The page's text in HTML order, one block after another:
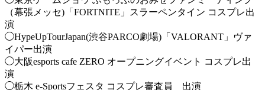
（幕張メッセ)「FORTNITE」スラーペンタイン コスプレ出
演
◯HypeUpTourJapan(渋谷PARCO劇場)「VALORANT」ヴァ
イパー出演
◯大阪esports cafe ZERO オープニングイベント コスプレ出
演
◯栃木 e-Sportsフェスタ コスプレ審査員 出演